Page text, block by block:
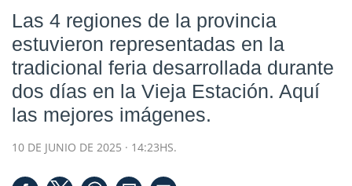
Las 4 regiones de la provincia
estuvieron representadas en la
tradicional feria desarrollada durante
dos días en la Vieja Estación. Aquí
las mejores imágenes.
10 DE JUNIO DE 2025 · 14:23HS.